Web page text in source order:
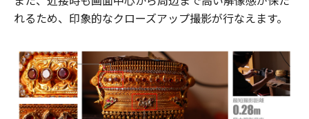
れるため、印象的なクローズアップ撮影が行なえます。